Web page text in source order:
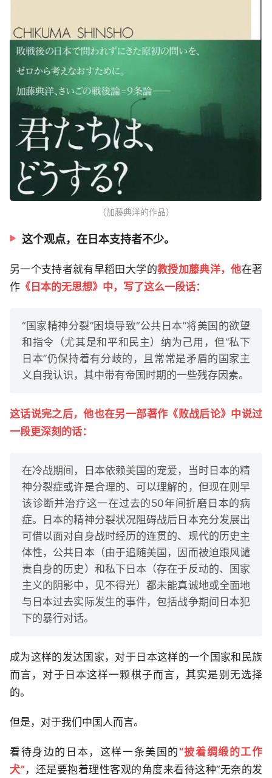
（加藤典洋的作品）
这个观点，在日本支持者不少。
另一个支持者就有早稻田大学的教授加藤典洋，他在著
作 《日本的无思想》中，写了这么一段话：
“国家精神分裂”困境导致“公共日本”将美国的欲望
和指令（尤其是和平和民主）纳为己用，但“私下
日本”仍保持着有分歧的，且常常是矛盾的国家主
义自我认识，其中带有帝国时期的一些残存因素。
这话说完之后，他也在另一部著作《败战后论》中说过
一段更深刻的话：
在冷战期间，日本依赖美国的宠爱，当时日本的精
神分裂症或许是合理的、可以理解的，但现在则早
该诊断并治疗这一在过去的50年间折磨日本的病
症。日本的精神分裂状况阻碍战后日本充分发展出
可借以面对自身战时经历的连贯的、现代的历史主
体性，公共日本（由于追随美国，因而被迫跟风谴
责自身的历史）和私下日本（存在于反动的、国家
主义的阴影中，见不得光）都未能真诚地或全面地
与日本过去实际发生的事件，包括战争期间日本犯
下的暴行对话。
成为这样的发达国家，对于日本这样的一个国家和民族
而言，对于日本这样一颗棋子而言，其实是别无选择
的。
但是，对于我们中国人而言。
看待身边的日本，这样一条美国的 “披着绸缎的工作
犬”，还是要抱着理性客观的角度来看待这种“无奈的发